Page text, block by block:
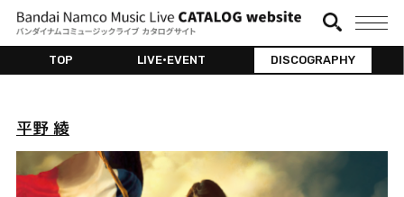
TOP LIVE•EVENT DISCOGRAPHY
平野 綾